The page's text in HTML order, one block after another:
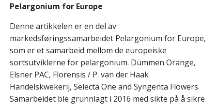
Pelargonium for Europe
Denne artikkelen er en del av
markedsføringssamarbeidet Pelargonium for Europe,
som er et samarbeid mellom de europeiske
sortsutviklerne for pelargonium. Dümmen Orange,
Elsner PAC, Florensis / P. van der Haak
Handelskwekerij, Selecta One and Syngenta Flowers.
Samarbeidet ble grunnlagt i 2016 med sikte på å sikre